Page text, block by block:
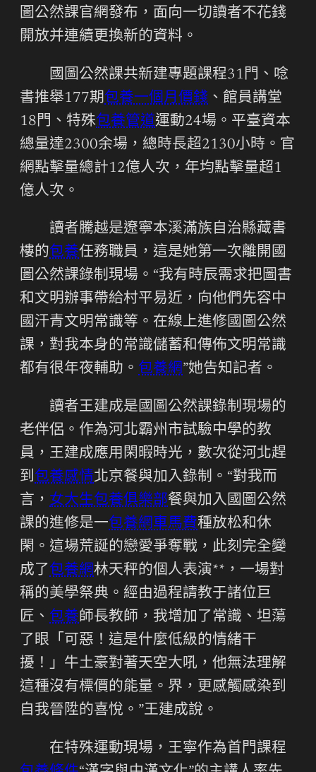
圖公然課官網發布，面向一切讀者不花錢
開放并連續更換新的資料。
國圖公然課共新建專題課程31門、唸
書推舉177期包養一個月價錢 、館員講堂
18門、特殊包養管道運動24場。平臺資本
總量達2300余場，總時長超2130小時。官
網點擊量總計12億人次，年均點擊量超1
億人次。
讀者騰越是遼寧本溪滿族自治縣藏書
樓的包養任務職員，這是她第一次離開國
圖公然課錄制現場。“我有時辰需求把圖書
和文明辦事帶給村平易近，向他們先容中
國汗青文明常識等。在線上進修國圖公然
課，對我本身的常識儲蓄和傳佈文明常識
都有很年夜輔助。 包養網”她告知記者。
讀者王建成是國圖公然課錄制現場的
老伴侶。作為河北霸州市試驗中學的教
員，王建成應用閑暇時光，數次從河北趕
到包養感情北京餐與加入錄制。“對我而
言， 女大生包養俱樂部餐與加入國圖公然
課的進修是一包養網車馬費種放松和休
閑。這場荒誕的戀愛爭奪戰，此刻完全變
成了 包養網林天秤的個人表演**，一場對
稱的美學祭典。經由過程請教于諸位巨
匠、 包養師長教師，我增加了常識、坦蕩
了眼「可惡！這是什麼低級的情緒干
擾！」牛土豪對著天空大吼，他無法理解
這種沒有標價的能量。界，更感觸感染到
自我晉陞的喜悅。”王建成說。
在特殊運動現場，王寧作為首門課程